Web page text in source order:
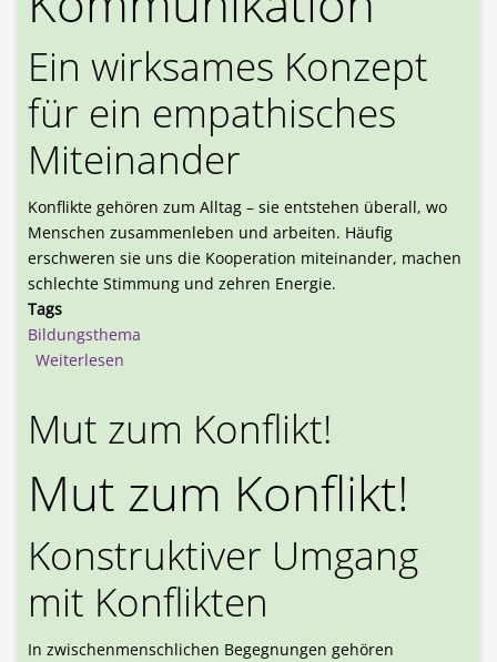
Ein wirksames Konzept
für ein empathisches
Miteinander
Konflikte gehören zum Alltag – sie entstehen überall, wo
Menschen zusammenleben und arbeiten. Häufig
erschweren sie uns die Kooperation miteinander, machen
schlechte Stimmung und zehren Energie.
Tags
Bildungsthema
Weiterlesen
Mut zum Konflikt!
Mut zum Konflikt!
Konstruktiver Umgang
mit Konflikten
In zwischenmenschlichen Begegnungen gehören